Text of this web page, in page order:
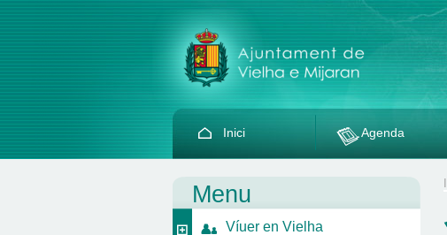
Inici Agenda
Menu
Víuer en Vielha